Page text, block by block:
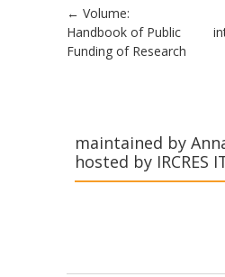
Post navigation
← Volume:
Handbook of Public
Funding of Research
maintained by
hosted by IRCRES